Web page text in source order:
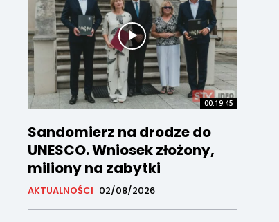
00:19:45
Sandomierz na drodze do
UNESCO. Wniosek złożony,
miliony na zabytki
AKTUALNOŚCI 02/08/2026